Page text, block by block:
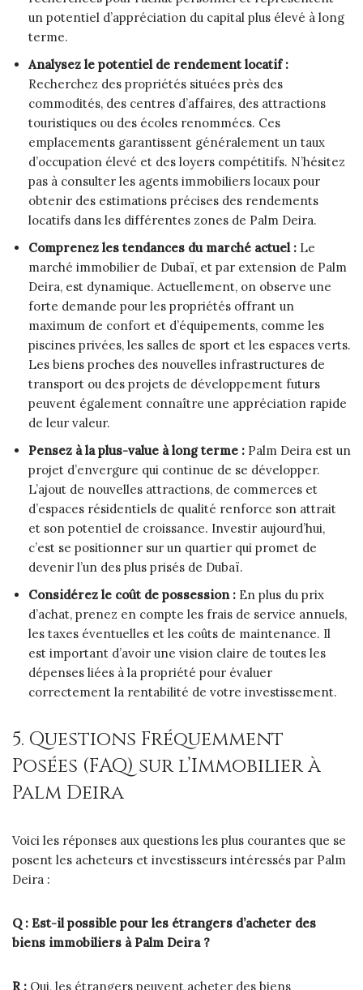
un potentiel d’appréciation du capital plus élevé à long
terme.
Analysez le potentiel de rendement locatif :
Recherchez des propriétés situées près des
commodités, des centres d’affaires, des attractions
touristiques ou des écoles renommées. Ces
emplacements garantissent généralement un taux
d’occupation élevé et des loyers compétitifs. N’hésitez
pas à consulter les agents immobiliers locaux pour
obtenir des estimations précises des rendements
locatifs dans les différentes zones de Palm Deira.
Comprenez les tendances du marché actuel : Le
marché immobilier de Dubaï, et par extension de Palm
Deira, est dynamique. Actuellement, on observe une
forte demande pour les propriétés offrant un
maximum de confort et d’équipements, comme les
piscines privées, les salles de sport et les espaces verts.
Les biens proches des nouvelles infrastructures de
transport ou des projets de développement futurs
peuvent également connaître une appréciation rapide
de leur valeur.
Pensez à la plus-value à long terme : Palm Deira est un
projet d’envergure qui continue de se développer.
L’ajout de nouvelles attractions, de commerces et
d’espaces résidentiels de qualité renforce son attrait
et son potentiel de croissance. Investir aujourd’hui,
c’est se positionner sur un quartier qui promet de
devenir l’un des plus prisés de Dubaï.
Considérez le coût de possession : En plus du prix
d’achat, prenez en compte les frais de service annuels,
les taxes éventuelles et les coûts de maintenance. Il
est important d’avoir une vision claire de toutes les
dépenses liées à la propriété pour évaluer
correctement la rentabilité de votre investissement.
5. Questions Fréquemment
Posées (FAQ) sur l’Immobilier à
Palm Deira
Voici les réponses aux questions les plus courantes que se
posent les acheteurs et investisseurs intéressés par Palm
Deira :
Q : Est-il possible pour les étrangers d’acheter des
biens immobiliers à Palm Deira ?
R : Oui, les étrangers peuvent acheter des biens